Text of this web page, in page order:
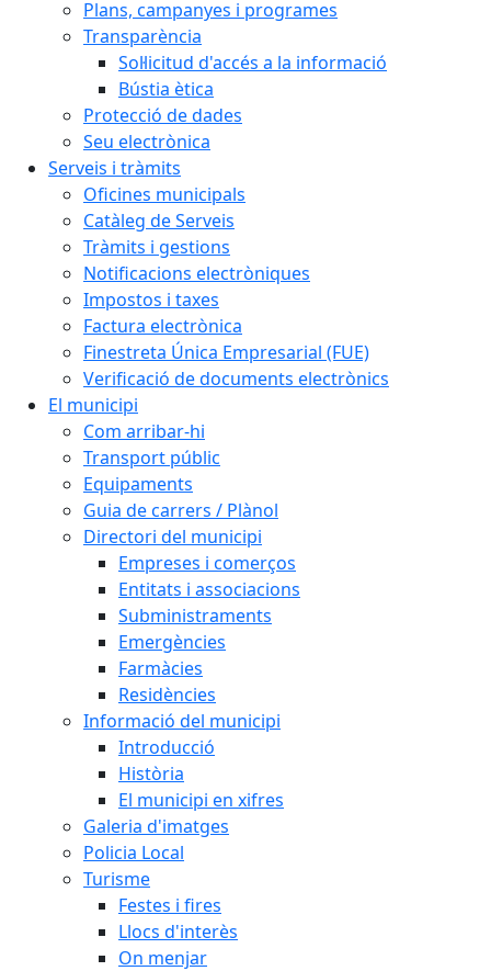
Plans, campanyes i programes
Transparència
Sol·licitud d'accés a la informació
Bústia ètica
Protecció de dades
Seu electrònica
Serveis i tràmits
Oficines municipals
Catàleg de Serveis
Tràmits i gestions
Notificacions electròniques
Impostos i taxes
Factura electrònica
Finestreta Única Empresarial (FUE)
Verificació de documents electrònics
El municipi
Com arribar-hi
Transport públic
Equipaments
Guia de carrers / Plànol
Directori del municipi
Empreses i comerços
Entitats i associacions
Subministraments
Emergències
Farmàcies
Residències
Informació del municipi
Introducció
Història
El municipi en xifres
Galeria d'imatges
Policia Local
Turisme
Festes i fires
Llocs d'interès
On menjar